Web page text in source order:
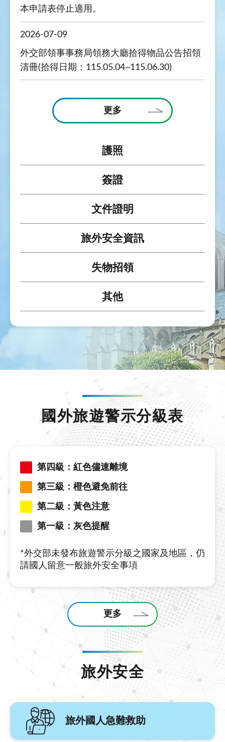
本申請表停止適用。
2026-07-09
外交部領事事務局領務大廳拾得物品公告招領
清冊(拾得日期：115.05.04~115.06.30)
更多
護照
簽證
文件證明
旅外安全資訊
失物招領
其他
國外旅遊警示分級表
第四級：紅色儘速離境
第三級：橙色避免前往
第二級：黃色注意
第一級：灰色提醒
*外交部未發布旅遊警示分級之國家及地區，仍
請國人留意一般旅外安全事項
更多
旅外安全
旅外國人急難救助